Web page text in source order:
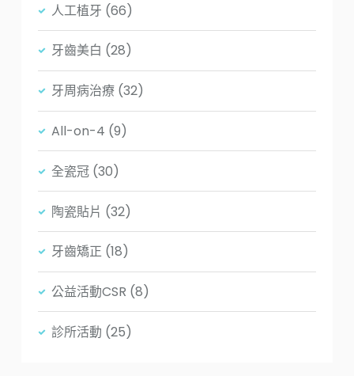
人工植牙 (66)
牙齒美白 (28)
牙周病治療 (32)
All-on-4 (9)
全瓷冠 (30)
陶瓷貼片 (32)
牙齒矯正 (18)
公益活動CSR (8)
診所活動 (25)